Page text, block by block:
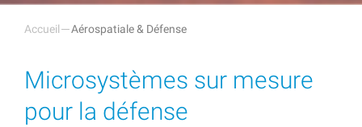
Accueil Aérospatiale & Défense
Microsystèmes sur mesure
pour la défense